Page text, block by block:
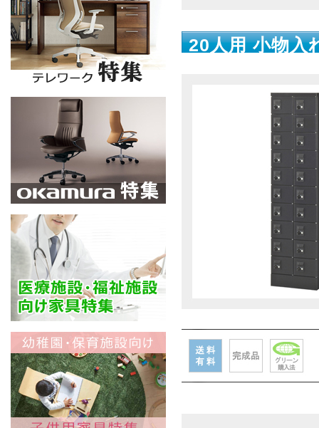
20人用 小物入